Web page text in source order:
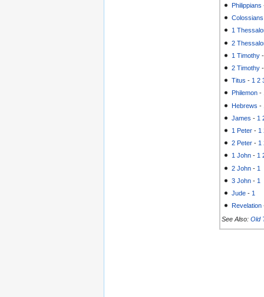
Philippians
Colossians
1
2
1 Timothy
2 Timothy
Titus - 1 2
Philemon -
Hebrews -
James - 1
1 Peter - 1
2 Peter - 1
1 John -1
2 John - 1
3 John - 1
Jude - 1
Revelation
See Also: Old